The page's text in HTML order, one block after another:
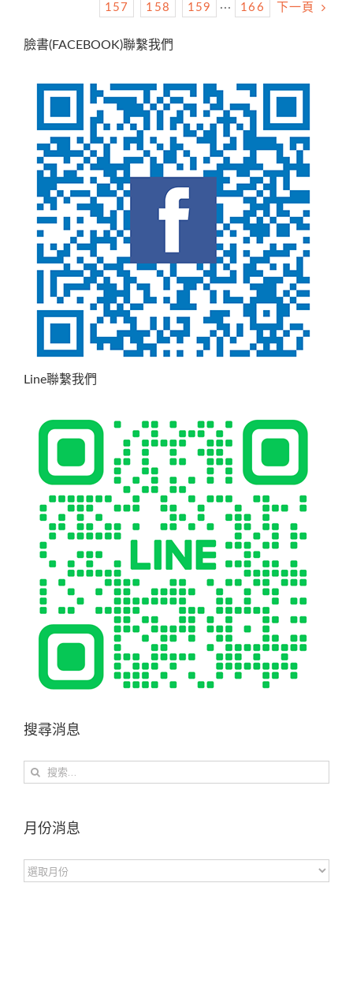
157
158 159 ··· 166 下一頁
臉書(FACEBOOK)聯繫我們
Line聯繫我們
搜尋消息
搜
果：
月份消息
月